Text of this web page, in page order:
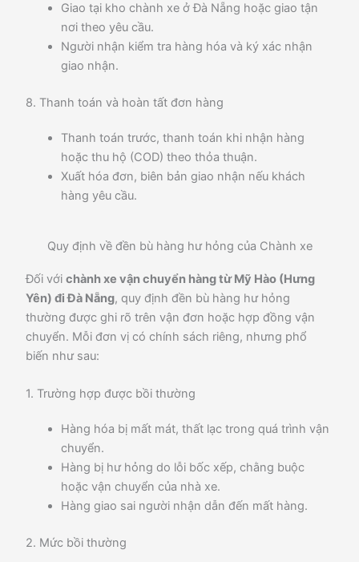
Giao tại kho chành xe ở Đà Nẵng hoặc giao tận
nơi theo yêu cầu.
Người nhận kiểm tra hàng hóa và ký xác nhận
giao nhận.
8. Thanh toán và hoàn tất đơn hàng
Thanh toán trước, thanh toán khi nhận hàng
hoặc thu hộ (COD) theo thỏa thuận.
Xuất hóa đơn, biên bản giao nhận nếu khách
hàng yêu cầu.
Quy định về đền bù hàng hư hỏng của Chành xe
Đối vớichành xe vận chuyển hàng từ Mỹ Hào (Hưng
Yên) đi Đà Nẵng, quy định đền bù hàng hư hỏng
thường được ghi rõ trên vận đơn hoặc hợp đồng vận
chuyển. Mỗi đơn vị có chính sách riêng, nhưng phổ
biến như sau:
1. Trường hợp được bồi thường
Hàng hóa bị mất mát, thất lạc trong quá trình vận
chuyển.
Hàng bị hư hỏng do lỗi bốc xếp, chằng buộc
hoặc vận chuyển của nhà xe.
Hàng giao sai người nhận dẫn đến mất hàng.
2. Mức bồi thường